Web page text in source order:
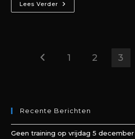
Lees Verder
1 2 3
Recente Berichten
Geen training op vrijdag 5 december